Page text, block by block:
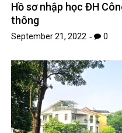
Hồ sơ nhập học ĐH
thông
September 21, 2022 0